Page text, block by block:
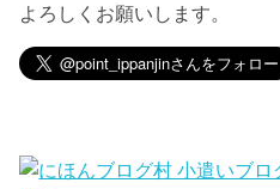
よろしくお願いします。